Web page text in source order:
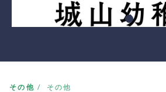
その他 その他